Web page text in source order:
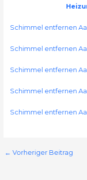
Schimmel entfernen
Schimmel entfernen
Schimmel entfernen
Schimmel entfernen
Schimmel entfernen
← Vorheriger Beitrag